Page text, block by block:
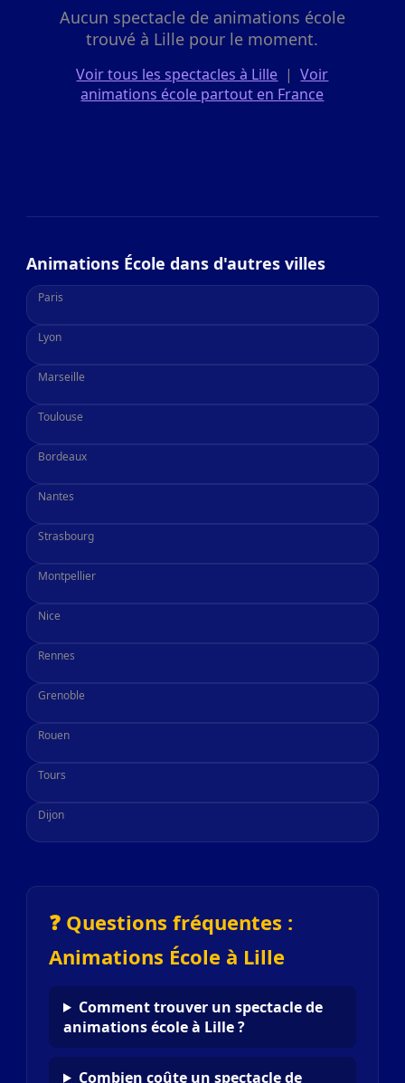
Aucun spectacle de animations école
trouvé à Lille pour le moment.
Voir tous les spectacles à Lille |Voir
animations école partout en France
Animations École dans d'autres villes
Paris
Lyon
Marseille
Toulouse
Bordeaux
Nantes
Strasbourg
Montpellier
Nice
Rennes
Grenoble
Rouen
Tours
Dijon
❓ Questions fréquentes :
Animations École à Lille
Comment trouver un spectacle de
animations école à Lille ?
Combien coûte un spectacle de